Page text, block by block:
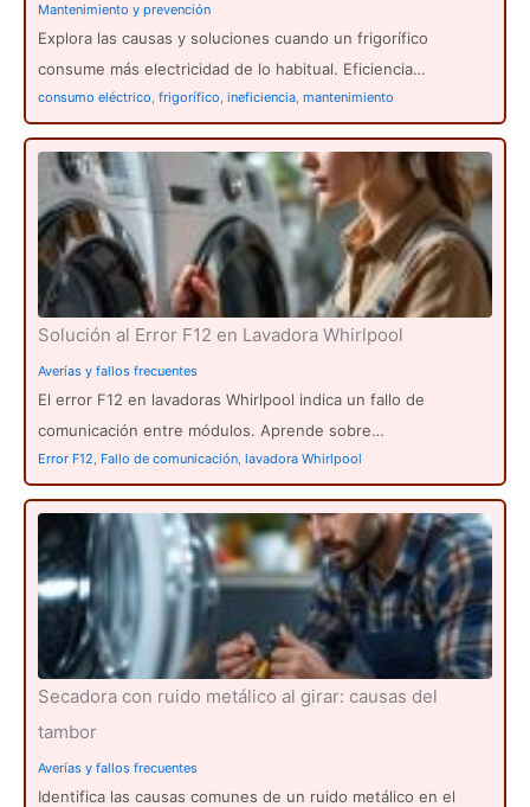
Mantenimiento y prevención
Explora las causas y soluciones cuando un frigorífico
consume más electricidad de lo habitual. Eficiencia…
consumo eléctrico, frigorífico, ineficiencia, mantenimiento
Solución al Error F12 en Lavadora Whirlpool
Averías y fallos frecuentes
El error F12 en lavadoras Whirlpool indica un fallo de
comunicación entre módulos. Aprende sobre…
Error F12, Fallo de comunicación, lavadora Whirlpool
Secadora con ruido metálico al girar: causas del
tambor
Averías y fallos frecuentes
Identifica las causas comunes de un ruido metálico en el